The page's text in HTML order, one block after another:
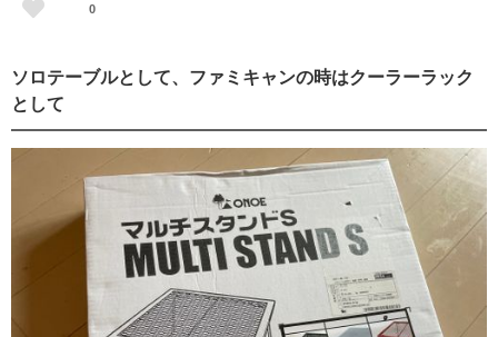
0
ソロテーブルとして、ファミキャンの時はクーラーラック
として